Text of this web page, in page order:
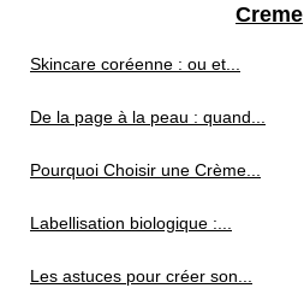
Creme
Skincare coréenne : ou et...
De la page à la peau : quand...
Pourquoi Choisir une Crème...
Labellisation biologique :...
Les astuces pour créer son...